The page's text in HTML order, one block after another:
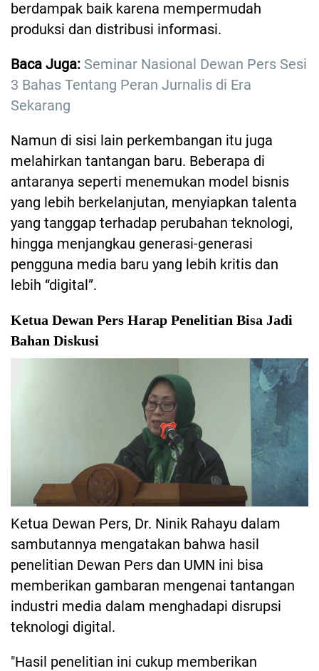
berdampak baik karena mempermudah
produksi dan distribusi informasi.
Baca Juga: Seminar Nasional Dewan Pers Sesi
3 Bahas Tentang Peran Jurnalis di Era
Sekarang
Namun di sisi lain perkembangan itu juga
melahirkan tantangan baru. Beberapa di
antaranya seperti menemukan model bisnis
yang lebih berkelanjutan, menyiapkan talenta
yang tanggap terhadap perubahan teknologi,
hingga menjangkau generasi-generasi
pengguna media baru yang lebih kritis dan
lebih “digital”.
Ketua Dewan Pers Harap Penelitian Bisa Jadi
Bahan Diskusi
Ketua Dewan Pers, Dr. Ninik Rahayu dalam
sambutannya mengatakan bahwa hasil
penelitian Dewan Pers dan UMN ini bisa
memberikan gambaran mengenai tantangan
industri media dalam menghadapi disrupsi
teknologi digital.
"Hasil penelitian ini cukup memberikan